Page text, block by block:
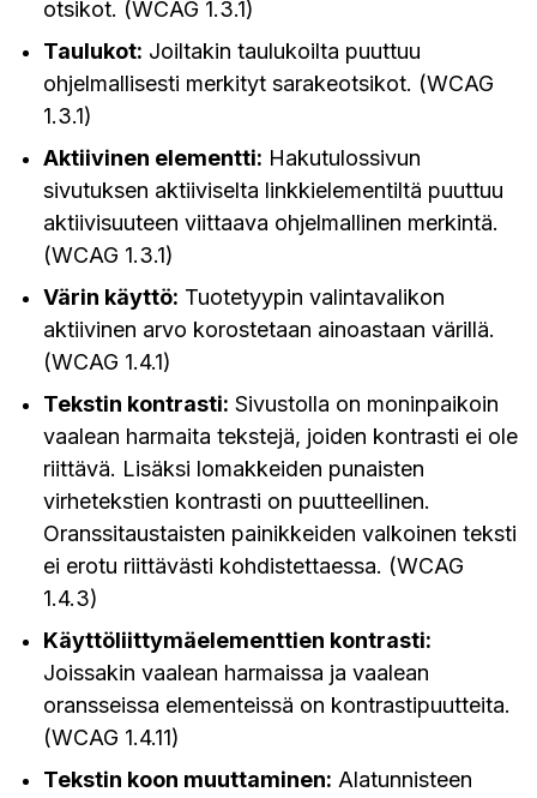
otsikot. (WCAG 1.3.1)
Taulukot: Joiltakin taulukoilta puuttuu
ohjelmallisesti merkityt sarakeotsikot. (WCAG
1.3.1)
Aktiivinen elementti: Hakutulossivun
sivutuksen aktiiviselta linkkielementiltä puuttuu
aktiivisuuteen viittaava ohjelmallinen merkintä.
(WCAG 1.3.1)
Värin käyttö: Tuotetyypin valintavalikon
aktiivinen arvo korostetaan ainoastaan värillä.
(WCAG 1.4.1)
Tekstin kontrasti: Sivustolla on moninpaikoin
vaalean harmaita tekstejä, joiden kontrasti ei ole
riittävä. Lisäksi lomakkeiden punaisten
virhetekstien kontrasti on puutteellinen.
Oranssitaustaisten painikkeiden valkoinen teksti
ei erotu riittävästi kohdistettaessa. (WCAG
1.4.3)
Käyttöliittymäelementtien kontrasti:
Joissakin vaalean harmaissa ja vaalean
oransseissa elementeissä on kontrastipuutteita.
(WCAG 1.4.11)
Tekstin koon muuttaminen: Alatunnisteen